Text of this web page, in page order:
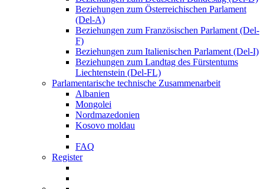
Beziehungen zum Österreichischen Parlament
(Del-A)
Beziehungen zum Französischen Parlament (Del-
F)
Beziehungen zum Italienischen Parlament (Del-I)
Beziehungen zum Landtag des Fürstentums
Liechtenstein (Del-FL)
Parlamentarische technische Zusammenarbeit
Albanien
Mongolei
Nordmazedonien
Kosovo moldau
FAQ
Register